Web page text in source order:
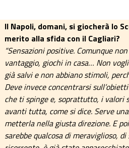
Il Napoli, domani, si giocherà lo
merito alla sfida con il Cagliari?
“Sensazioni positive. Comunque
vantaggio, giochi in casa… Non
già salvi e non abbiano stimoli,
Deve invece concentrarsi
che ti spinge e, soprattutto, i valori
avanti tutta, come si dice. Serve
metterla nella giusta direzione. E
sarebbe qualcosa di meraviglioso,